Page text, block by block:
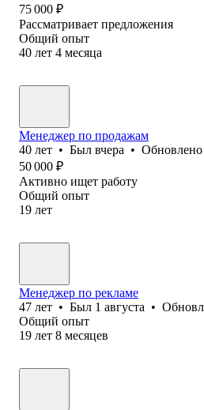
75 000 ₽
Рассматривает предложения
Общий опыт
40 лет 4 месяца
Менеджер по продажам
40 лет • Был вчера • Обновлено
50 000 ₽
Активно ищет работу
Общий опыт
19 лет
Менеджер по рекламе
47 лет • Был 1 августа •
Общий опыт
19 лет 8 месяцев